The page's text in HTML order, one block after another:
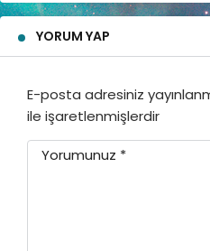
YORUM YAP
E-posta adresiniz
ile işaretlenmişlerdir
Yorumunuz *